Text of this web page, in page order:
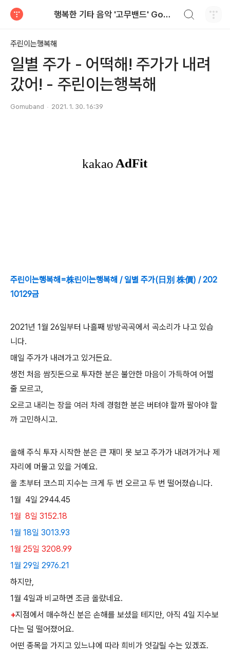
행복한 기타 음악 '고무밴드' Gomuband
주린이는행복해
일별 주가 - 어떡해! 주가가 내려
갔어! - 주린이는행복해
Gomuband 2021. 1. 30. 16:39
주린이는행복해=株린이는행복해 / 일별 주가(日別 株價) / 202
10129금
2021년 1월 26일부터 나흘째 방방곡곡에서 곡소리가 나고 있습
니다.
매일 주가가 내려가고 있거든요.
생전 처음 쌈짓돈으로 투자한 분은 불안한 마음이 가득하여 어쩔
줄 모르고,
오르고 내리는 장을 여러 차례 경험한 분은 버텨야 할까 팔아야 할
까 고민하시고.
올해 주식 투자 시작한 분은 큰 재미 못 보고 주가가 내려가거나 제
자리에 머물고 있을 거예요.
올 초부터 코스피 지수는 크게 두 번 오르고 두 번 떨어졌습니다.
1월 4일 2944.45
1월 8일 3152.18
1월 18일 3013.93
1월 25일 3208.99
1월 29일 2976.21
하지만,
1월 4일과 비교하면 조금 올랐네요.
+지점에서 매수하신 분은 손해를 보셨을 테지만, 아직 4일 지수보
다는 덜 떨어졌어요.
어떤 종목을 가지고 있느냐에 따라 희비가 엇갈릴 수는 있겠죠.